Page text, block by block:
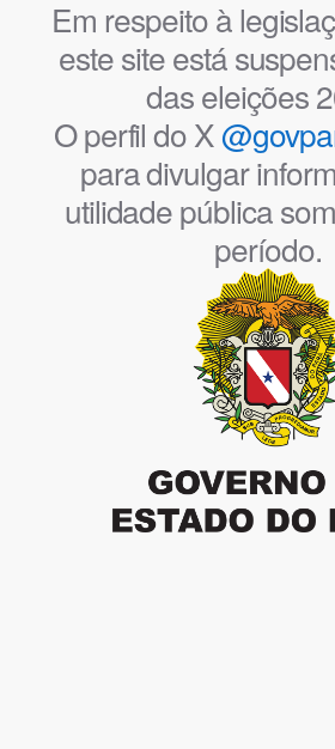
Em respeito à
este site está
das eleições
O perfil do X
para divulgar
utilidade pública
período.